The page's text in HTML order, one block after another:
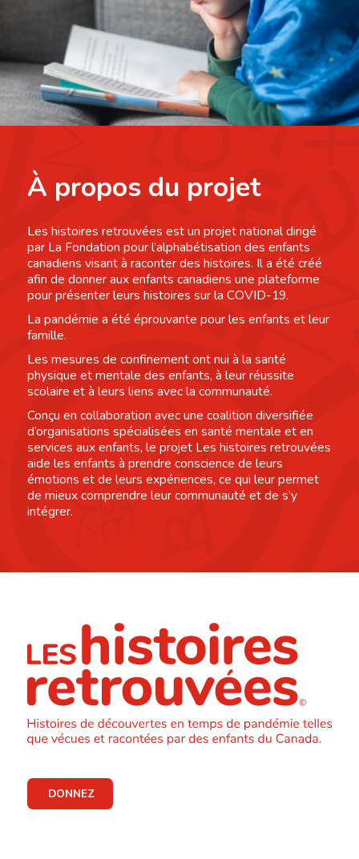
À propos du projet
Les histoires retrouvées est un projet national dirigé
par La Fondation pour l’alphabétisation des enfants
canadiens visant à raconter des histoires. Il a été créé
afin de donner aux enfants canadiens une plateforme
pour présenter leurs histoires sur la COVID-19.
La pandémie a été éprouvante pour les enfants et leur
famille.
Les mesures de confinement ont nui à la santé
physique et mentale des enfants, à leur réussite
scolaire et à leurs liens avec la communauté.
Conçu en collaboration avec une coalition diversifiée
d’organisations spécialisées en santé mentale et en
services aux enfants, le projet Les histoires retrouvées
aide les enfants à prendre conscience de leurs
émotions et de leurs expériences, ce qui leur permet
de mieux comprendre leur communauté et de s’y
intégrer.
DONNEZ